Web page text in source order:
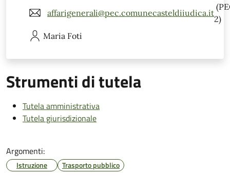
affarigenerali@pec.comunecasteldiiudica.it
2)
Maria Foti
Strumenti di tutela
Tutela amministrativa
Tutela giurisdizionale
Argomenti:
Istruzione Trasporto pubblico